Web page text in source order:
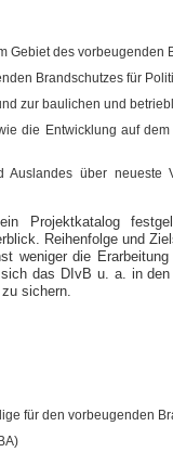
Gebiet des vorbeugenden
Brandschutzes für
zur baulichen und
die Entwicklung auf
über neueste
Projektkatalog
Reihenfolge und
weniger die
das DIvB u. a. in
sichern.
für den vorbeugenden